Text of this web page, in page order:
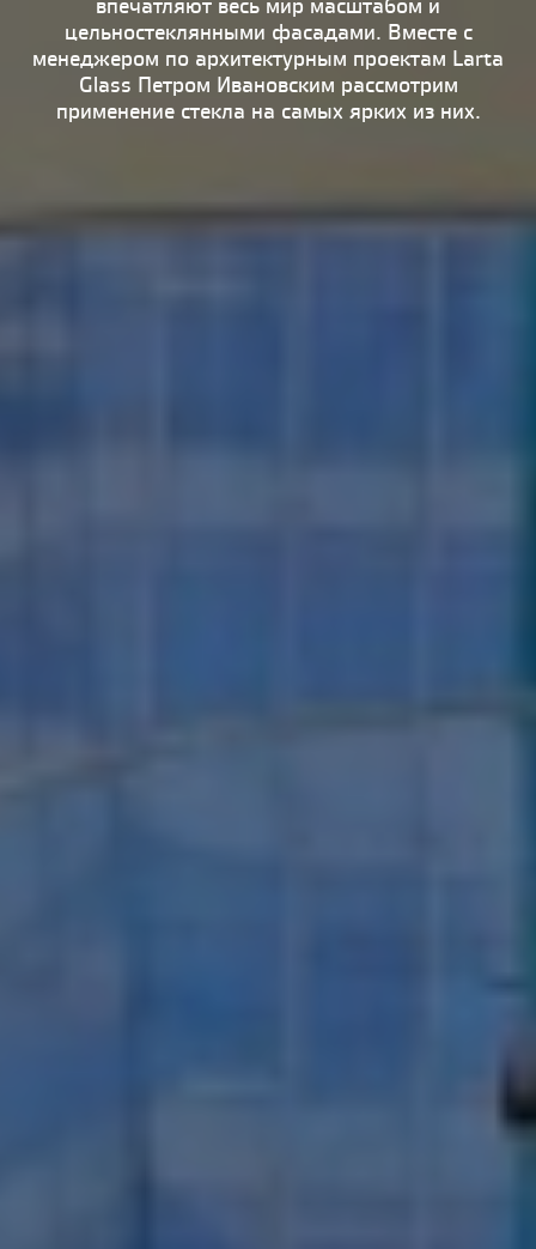
цельностеклянными фасадами. Вместе с
менеджером по архитектурным проектам Larta
Glass Петром Ивановским рассмотрим
применение стекла на самых ярких из них.